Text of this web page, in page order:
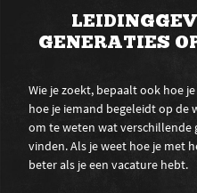
GENERATIES
Wie je zoekt, bepaalt ook hoe
hoe je iemand begeleidt op de
om te weten wat verschillende
vinden. Als je weet hoe je met
beter als je een vacature hebt.